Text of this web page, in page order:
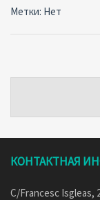
Метки: Нет
КОНТАКТНАЯ
C/Francesc Isgleas,